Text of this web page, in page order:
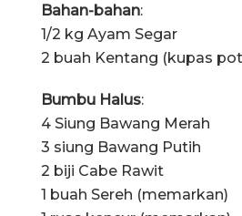
Bahan-bahan:
1/2 kg Ayam Segar
2 buah Kentang (kupas
Bumbu Halus:
4 Siung Bawang Merah
3 siung Bawang Putih
2 biji Cabe Rawit
1 buah Sereh (memarkan)